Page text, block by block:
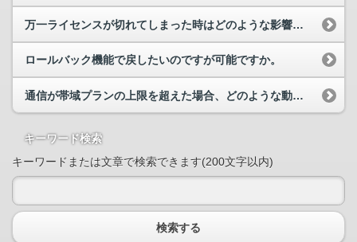
万一ライセンスが切れてしまった時はどのような影響がありますか。またライセンス更新時に通信に影響はありますか。
ロールバック機能で戻したいのですが可能ですか。
通信が帯域プランの上限を超えた場合、どのような動作となりますか。
キーワード検索
キーワードまたは文章で検索できます(200文字以内)
検索する